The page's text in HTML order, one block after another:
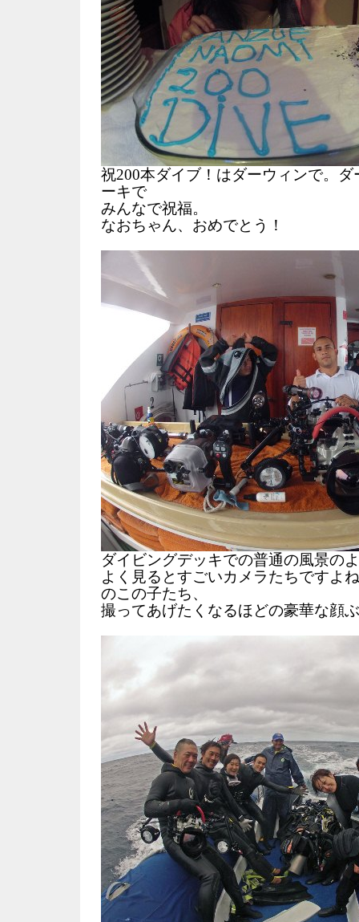
祝200本ダイブ！はダーウィンで。
ーキで
みんなで祝福。
なおちゃん、おめでとう！
ダイビングデッキでの普通の風景の
よく見るとすごいカメラたちですよ
のこの子たち、
撮ってあげたくなるほどの豪華な顔